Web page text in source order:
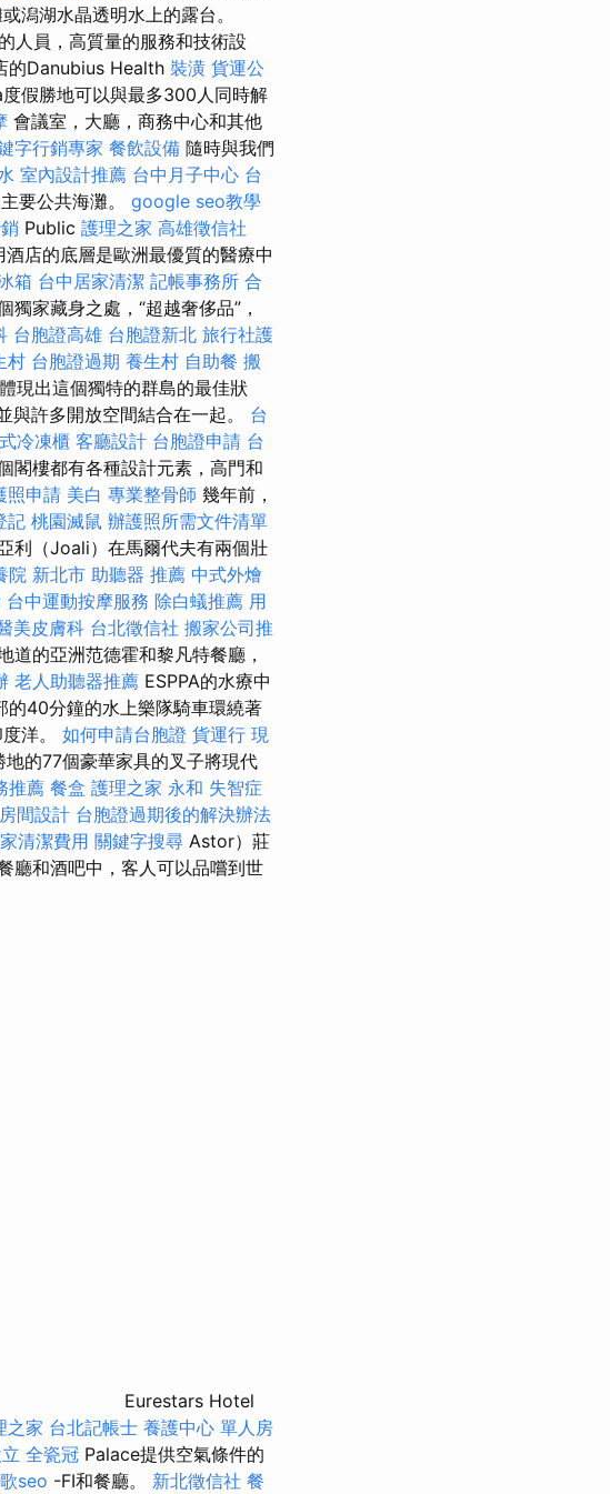
潟湖水晶透明水上的露台。
人員，高質量的服務和技術設
的Danubius Health 裝潢 貨運公
度假勝地可以與最多300人同時解
會議室，大廳，商務中心和其他
字行銷專家 餐飲設備 隨時與我們
室內設計推薦 台中月子中心 台
要公共海灘。 google seo教學
Public 護理之家 高雄徵信社
店的底層是歐洲最優質的醫療中
箱 台中居家清潔 記帳事務所 合
家藏身之處，“超越奢侈品”，
台胞證高雄 台胞證新北 旅行社護
村 台胞證過期 養生村 自助餐 搬
現出這個獨特的群島的最佳狀
許多開放空間結合在一起。 台
冷凍櫃 客廳設計 台胞證申請 台
閣樓都有各種設計元素，高門和
照申請 美白 專業整骨師 幾年前，
記 桃園滅鼠 辦護照所需文件清單
利（Joali）在馬爾代夫有兩個壯
院 新北市 助聽器 推薦 中式外燴
台中運動按摩服務 除白蟻推薦 用
美皮膚科 台北徵信社 搬家公司推
道的亞洲范德霍和黎凡特餐廳，
老人助聽器推薦 ESPPA的水療中
的40分鐘的水上樂隊騎車環繞著
洋。 如何申請台胞證 貨運行 現
地的77個豪華家具的叉子將現代
推薦 餐盒 護理之家 永和 失智症
房間設計 台胞證過期後的解決辦法
清潔費用 關鍵字搜尋 Astor）莊
廳和酒吧中，客人可以品嚐到世
Eurestars Hotel
之家 台北記帳士 養護中心 單人房
全瓷冠 Palace提供空氣條件的
seo -FI和餐廳。 新北徵信社 餐